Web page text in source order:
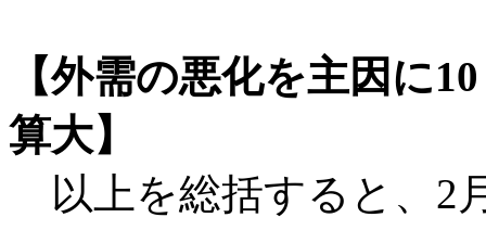
【外需の悪化を主因に
算大】
以上を総括すると、2